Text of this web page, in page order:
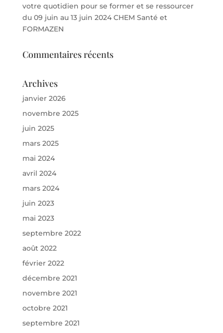
votre quotidien pour se former et se ressourcer
du 09 juin au 13 juin 2024 CHEM Santé et
FORMAZEN
Commentaires récents
Archives
janvier 2026
novembre 2025
juin 2025
mars 2025
mai 2024
avril 2024
mars 2024
juin 2023
mai 2023
septembre 2022
août 2022
février 2022
décembre 2021
novembre 2021
octobre 2021
septembre 2021